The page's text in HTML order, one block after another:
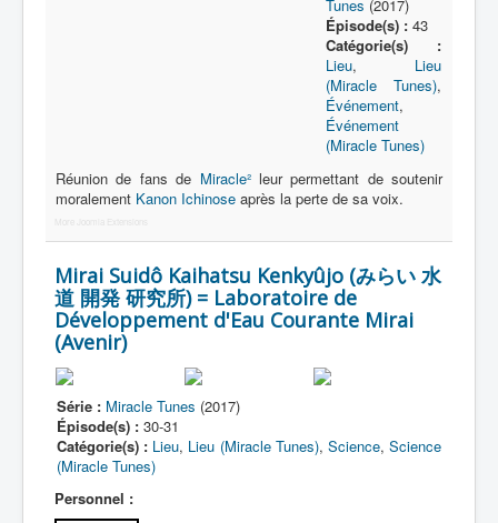
Tunes (2017)
Épisode(s) :43
Catégorie(s) :
Lieu, Lieu
(Miracle Tunes),
Événement,
Événement
(Miracle Tunes)
Réunion de fans de Miracle²leur permettant de soutenir
moralement Kanon Ichinose après la perte de sa voix.
More Joomla Extensions
Mirai Suidô Kaihatsu Kenkyûjo (みらい 水
道 開発 研究所) = Laboratoire de
Développement d'Eau Courante Mirai
(Avenir)
Série : Miracle Tunes (2017)
Épisode(s) : 30-31
Catégorie(s) : Lieu, Lieu (Miracle Tunes), Science,Science
(Miracle Tunes)
Personnel :